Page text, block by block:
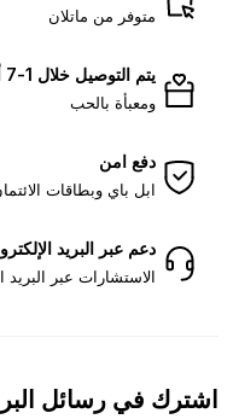
متوفر من ماتلان
يتم التوصيل خلال 1-7 أيام
ومعبأة بالحب
دفع امن
ابل باي وبطاقات
دعم عبر البريد الإلكتروني
الاستشارات عبر البريد
اشترك في رسائل